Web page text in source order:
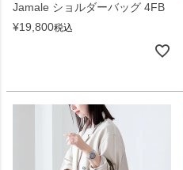
Jamale ショルダーバッグ 4FB
¥19,800税込